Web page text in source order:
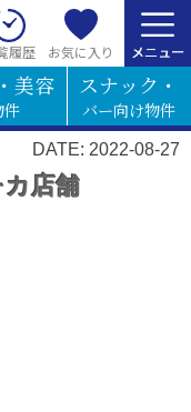
履歴 お気に入り
美容
件
スナック・
バー向け物件
DATE: 2022-08-27
店舗